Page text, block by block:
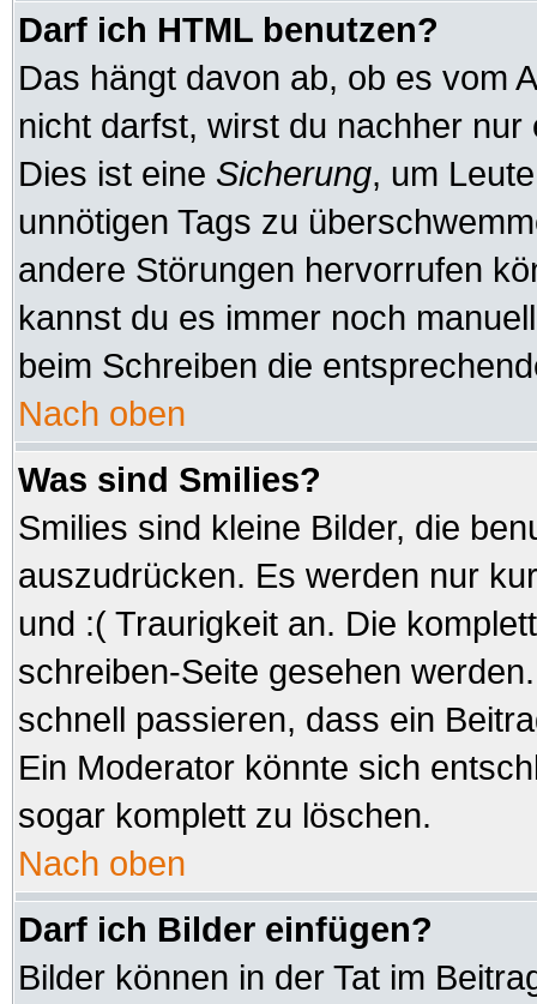
Darf ich HTML benutzen?
Das hängt davon ab, ob es vom
nicht darfst, wirst du nachher
Dies ist eine Sicherung, um
unnötigen Tags zu
andere Störungen hervorrufen
kannst du es immer noch
beim Schreiben die
Nach oben
Was sind Smilies?
Smilies sind kleine Bilder, die
auszudrücken. Es werden nur
und :( Traurigkeit an. Die
schreiben-Seite gesehen
schnell passieren, dass ein
Ein Moderator könnte sich
sogar komplett zu löschen.
Nach oben
Darf ich Bilder einfügen?
Bilder können in der Tat im